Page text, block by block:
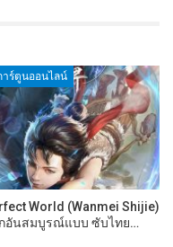
าร์ตูนออนไลน์
World (Wanmei Shijie)
อันสมบูรณ์แบบ ซับไทย…